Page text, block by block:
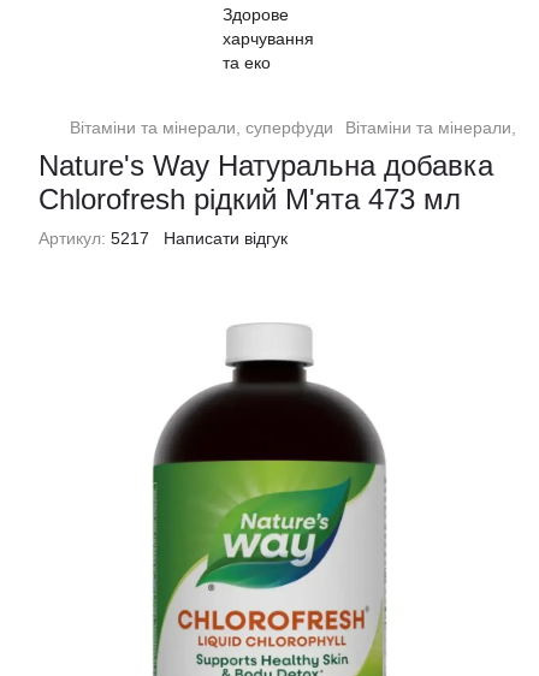
Вітаміни та мінерали, суперфуди Вітаміни та мінерали,
Nature's Way Натуральна добавка
Chlorofresh рідкий М'ята 473 мл
Артикул: 5217 Написати відгук